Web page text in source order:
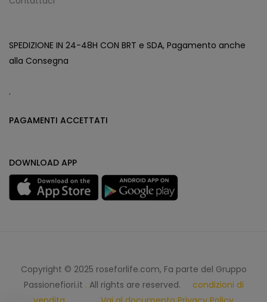
SPEDIZIONE IN 24-48H CON BRT e SDA, Pagamento anche
alla Consegna
.
PAGAMENTI ACCETTATI
DOWNLOAD APP
Copyright © 2025 roseforlife.com, Fa parte del Gruppo
Passionefiori.it . All rights are reserved. condizioni di